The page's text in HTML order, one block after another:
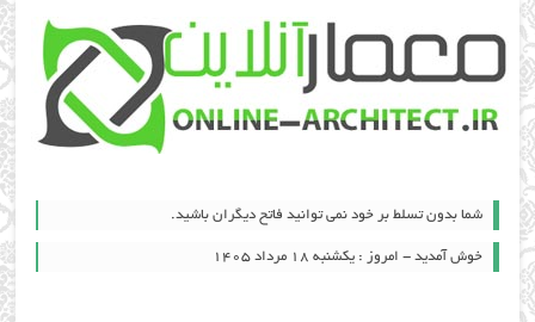
شما بدون تسلط بر خود نمی توانید فاتح دیگران باشید.
خوش آمدید - امروز : یکشنبه ۱۸ مرداد ۱۴۰۵